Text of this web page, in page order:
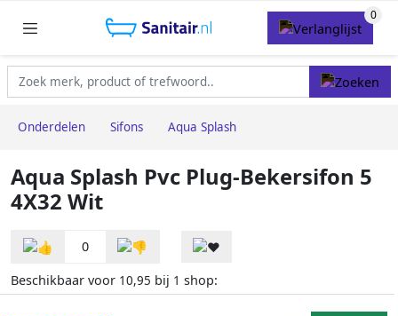
Onderdelen Sifons Aqua Splash
Aqua Splash Pvc Plug-Bekersifon 5
4X32 Wit
0
Beschikbaar voor 10,95 bij 1 shop: